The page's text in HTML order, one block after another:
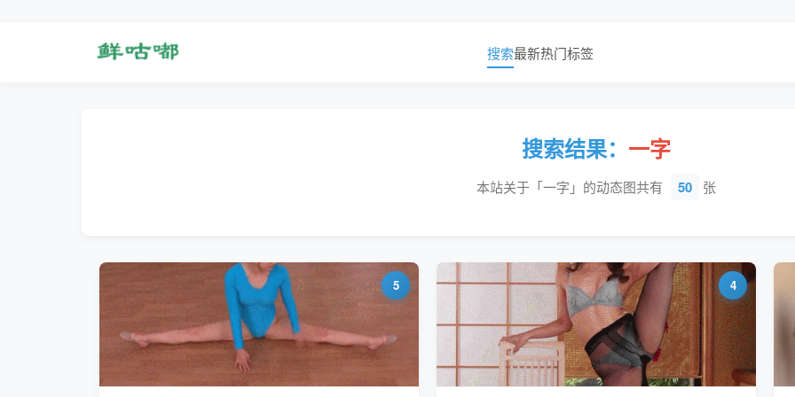
搜索最新热门标签
搜索结果： 一字
本站关于「一字」的动态图共有 50 张
5 4